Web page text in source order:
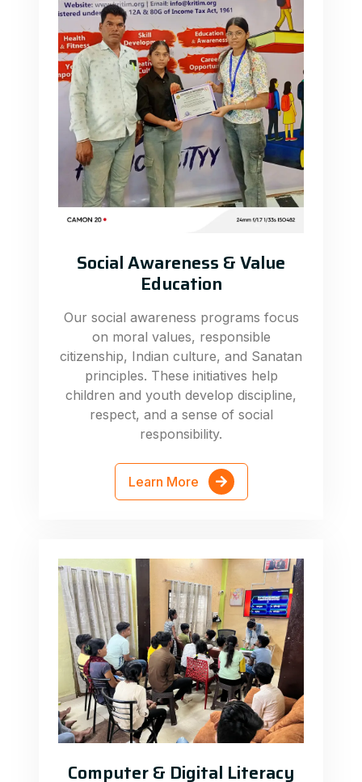
Social Awareness & Value
Education
Our social awareness programs focus
on moral values, responsible
citizenship, Indian culture, and Sanatan
principles. These initiatives help
children and youth develop discipline,
respect, and a sense of social
responsibility.
Learn More
Computer & Digital Literacy